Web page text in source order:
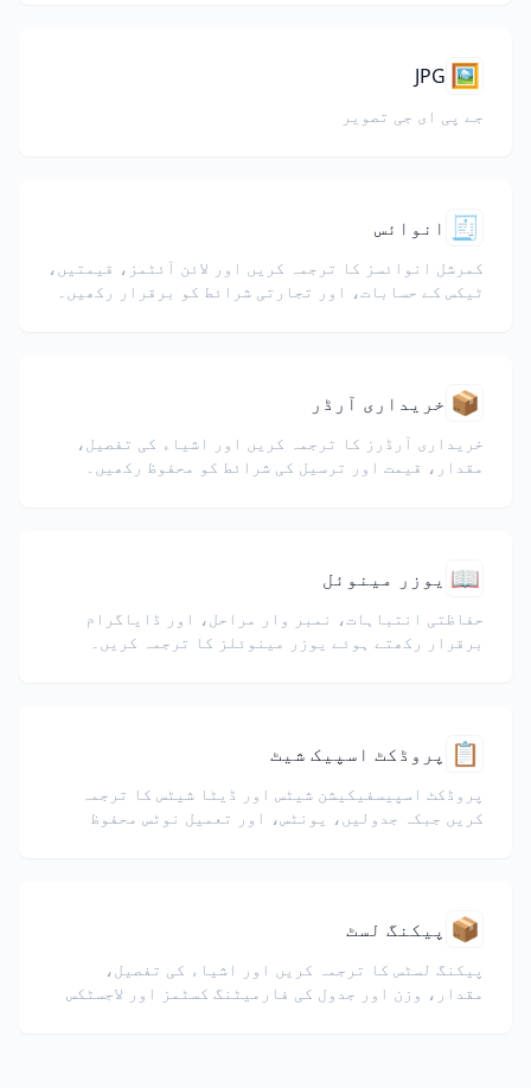
🖼️
JPG
جے پی ای جی تصویر
🧾 انوائس
کمرشل انوائسز کا ترجمہ کریں اور لائن آئٹمز، قیمتیں،
ٹیکس کے حسابات، اور تجارتی شرائط کو برقرار رکھیں۔
📦 خریداری آرڈر
خریداری آرڈرز کا ترجمہ کریں اور اشیاء کی تفصیل،
مقدار، قیمت اور ترسیل کی شرائط کو محفوظ رکھیں۔
📖 یوزر مینوئل
حفاظتی انتباہات، نمبر وار مراحل، اور ڈایاگرام
برقرار رکھتے ہوئے یوزر مینوئلز کا ترجمہ کریں۔
📋 پروڈکٹ اسپیک شیٹ
پروڈکٹ اسپیسفیکیشن شیٹس اور ڈیٹا شیٹس کا ترجمہ
کریں جبکہ جدولیں، یونٹس، اور تعمیل نوٹس محفوظ
📦 پیکنگ لسٹ
پیکنگ لسٹس کا ترجمہ کریں اور اشیاء کی تفصیل،
مقدار، وزن اور جدول کی فارمیٹنگ کسٹمز اور لاجسٹکس